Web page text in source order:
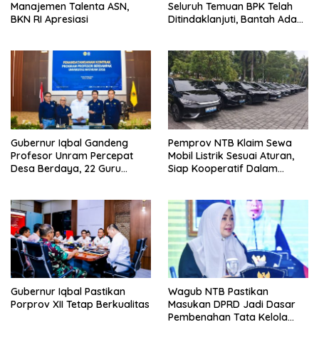
Manajemen Talenta ASN,
BKN RI Apresiasi
Seluruh Temuan BPK Telah
Ditindaklanjuti, Bantah Ada
Gubernur Iqbal Gandeng
Profesor Unram Percepat
Desa Berdaya, 22 Guru
Pemprov NTB Klaim Sewa
Mobil Listrik Sesuai Aturan,
Siap Kooperatif Dalam
Gubernur Iqbal Pastikan
Porprov XII Tetap Berkualitas
Wagub NTB Pastikan
Masukan DPRD Jadi Dasar
Pembenahan Tata Kelola